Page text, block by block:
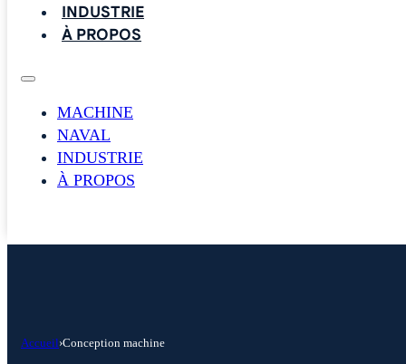
INDUSTRIE
À PROPOS
MACHINE
NAVAL
INDUSTRIE
À PROPOS
Accueil›Conception machine